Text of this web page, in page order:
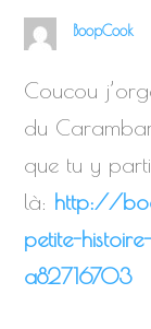
BoopCook
Coucou
du
que tu y
là: http://
petite-
a82716703